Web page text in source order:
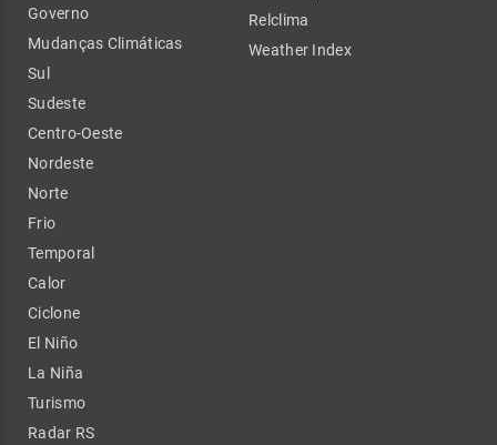
Governo
Mudanças Climáticas
Sul
Sudeste
Centro-Oeste
Nordeste
Norte
Frio
Temporal
Calor
Ciclone
El Niño
La Niña
Turismo
Radar RS
Relclima
Weather Index